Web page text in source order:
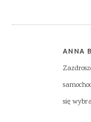
ANNA
się